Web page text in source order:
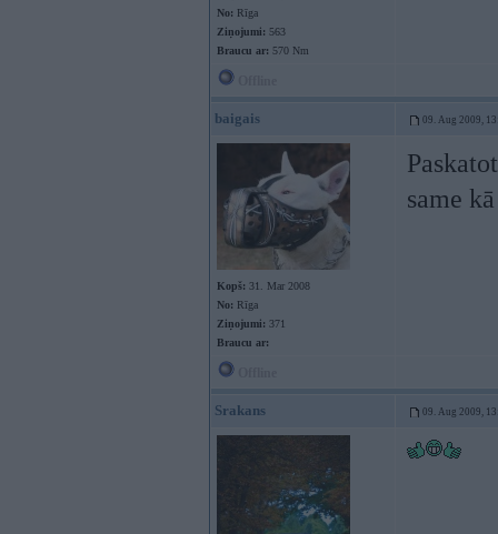
No: Rīga
Ziņojumi: 563
Braucu ar: 570 Nm
baigais 09. Aug 2009,
Kopš: 31. Mar 2008
No: Rīga
Ziņojumi: 371
Braucu ar:
same
Srakans 09. Aug 2009,